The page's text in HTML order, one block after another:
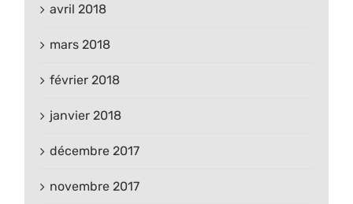
avril 2018
mars 2018
février 2018
janvier 2018
décembre 2017
novembre 2017